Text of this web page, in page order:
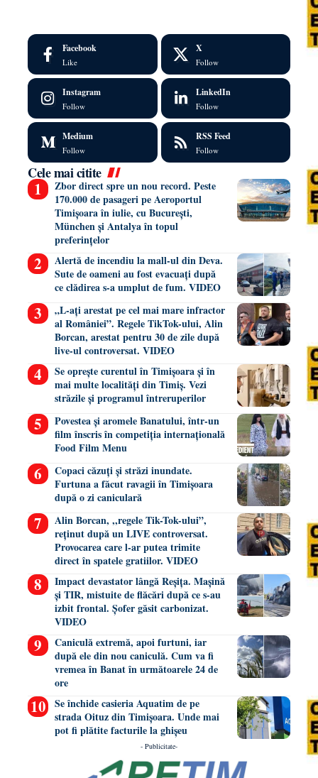
Facebook
Like
X
Follow
Instagram
Follow
LinkedIn
Follow
Medium
Follow
RSS Feed
Follow
Cele mai citite
Zbor direct spre un nou record. Peste
170.000 de pasageri pe Aeroportul
Timișoara în iulie, cu București,
München și Antalya în topul
preferințelor
Alertă de incendiu la mall-ul din Deva.
Sute de oameni au fost evacuați după
ce clădirea s-a umplut de fum. VIDEO
„L-ați arestat pe cel mai mare infractor
al României”. Regele TikTok-ului, Alin
Borcan, arestat pentru 30 de zile după
live-ul controversat. VIDEO
Se oprește curentul în Timișoara și în
mai multe localități din Timiș. Vezi
străzile și programul întreruperilor
Povestea și aromele Banatului, într-un
film înscris în competiția internațională
Food Film Menu
Copaci căzuți și străzi inundate.
Furtuna a făcut ravagii în Timișoara
după o zi caniculară
Alin Borcan, ,,regele Tik-Tok-ului”,
reținut după un LIVE controversat.
Provocarea care l-ar putea trimite
direct în spatele gratiilor. VIDEO
Impact devastator lângă Reșița. Mașină
și TIR, mistuite de flăcări după ce s-au
izbit frontal. Șofer găsit carbonizat.
VIDEO
Caniculă extremă, apoi furtuni, iar
după ele din nou caniculă. Cum va fi
vremea în Banat în următoarele 24 de
ore
Se închide casieria Aquatim de pe
strada Oituz din Timișoara. Unde mai
pot fi plătite facturile la ghișeu
- Publicitate-